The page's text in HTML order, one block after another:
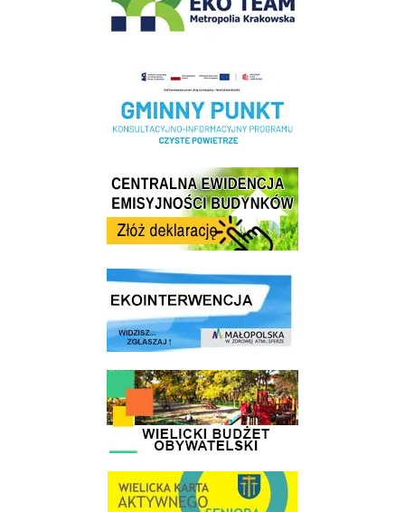
Realizacja Programu Czyste Powietrze w Gminie Wieliczka
Centrala Ewidencja Emisyjności Budynków - złóż deklarację
link do strony ekointerwencja dot.- powietrza
link do strony - Wielicki Budżet Obywatelski
link do strony Wielicka Karta Aktywnego Seniora